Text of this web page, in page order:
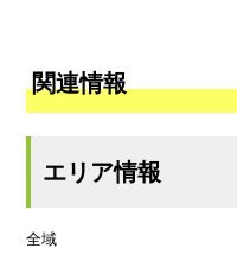
関連情報
エリア情報
全域